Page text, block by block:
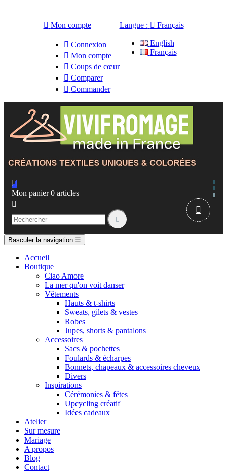
 Mon compte
 Connexion
 Mon compte
 Coups de cœur
 Comparer
 Commander
Langue :  Français
English
Français

Mon panier 0 articles



Basculer la navigation ☰
Accueil
Boutique
Ciao Amore
La mer qu'on voit danser
Vêtements
Hauts & t-shirts
Sweats, gilets & vestes
Robes
Jupes, shorts & pantalons
Accessoires
Sacs & pochettes
Foulards & écharpes
Bonnets, chapeaux & accessoires cheveux
Divers
Inspirations
Cérémonies & fêtes
Upcycling créatif
Idées cadeaux
Atelier
Sur mesure
Mariage
A propos
Blog
Contact